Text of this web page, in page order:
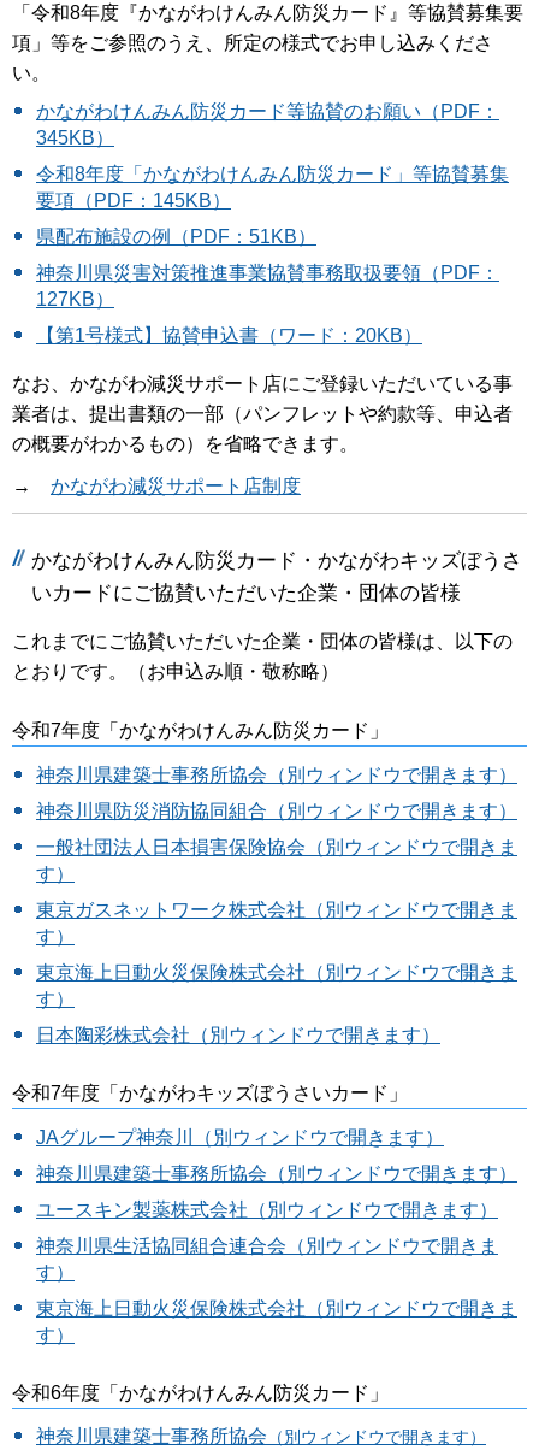
「令和8年度『かながわけんみん防災カード』等協賛募集要
項」等をご参照のうえ、所定の様式でお申し込みくださ
い。
かながわけんみん防災カード等協賛のお願い（PDF：
345KB）
令和8年度「かながわけんみん防災カード」等協賛募集
要項（PDF：145KB）
県配布施設の例（PDF：51KB）
神奈川県災害対策推進事業協賛事務取扱要領（PDF：
127KB）
【第1号様式】協賛申込書（ワード：20KB）
なお、かながわ減災サポート店にご登録いただいている事
業者は、提出書類の一部（パンフレットや約款等、申込者
の概要がわかるもの）を省略できます。
→ かながわ減災サポート店制度
かながわけんみん防災カード・かながわキッズぼうさ
いカードにご協賛いただいた企業・団体の皆様
これまでにご協賛いただいた企業・団体の皆様は、以下の
とおりです。（お申込み順・敬称略）
令和7年度「かながわけんみん防災カード」
神奈川県建築士事務所協会（別ウィンドウで開きます）
神奈川県防災消防協同組合（別ウィンドウで開きます）
一般社団法人日本損害保険協会（別ウィンドウで開きま
す）
東京ガスネットワーク株式会社（別ウィンドウで開きま
す）
東京海上日動火災保険株式会社（別ウィンドウで開きま
す）
日本陶彩株式会社（別ウィンドウで開きます）
令和7年度「かながわキッズぼうさいカード」
JAグループ神奈川（別ウィンドウで開きます）
神奈川県建築士事務所協会（別ウィンドウで開きます）
ユースキン製薬株式会社（別ウィンドウで開きます）
神奈川県生活協同組合連合会（別ウィンドウで開きま
す）
東京海上日動火災保険株式会社（別ウィンドウで開きま
す）
令和6年度「かながわけんみん防災カード」
神奈川県建築士事務所協会 （別ウィンドウで開きます）